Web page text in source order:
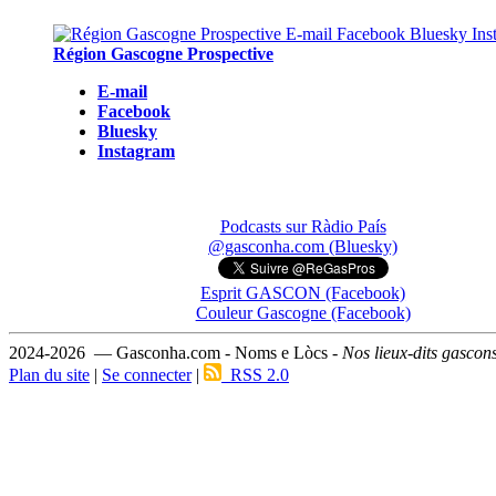
Région Gascogne Prospective
E-mail
Facebook
Bluesky
Instagram
Podcasts sur Ràdio País
@gasconha.com (Bluesky)
Esprit GASCON (Facebook)
Couleur Gascogne (Facebook)
2024-2026 — Gasconha.com - Noms e Lòcs - Nos lieux-dits
Plan du site | Se connecter| RSS 2.0